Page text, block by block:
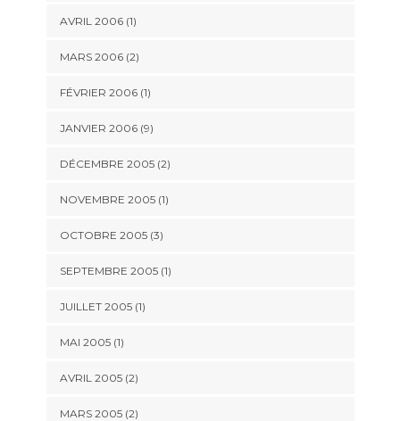
AVRIL 2006 (1)
MARS 2006 (2)
FÉVRIER 2006 (1)
JANVIER 2006 (9)
DÉCEMBRE 2005 (2)
NOVEMBRE 2005 (1)
OCTOBRE 2005 (3)
SEPTEMBRE 2005 (1)
JUILLET 2005 (1)
MAI 2005 (1)
AVRIL 2005 (2)
MARS 2005 (2)